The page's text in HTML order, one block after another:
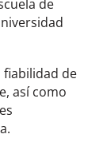
de
fiabilidad de
así como